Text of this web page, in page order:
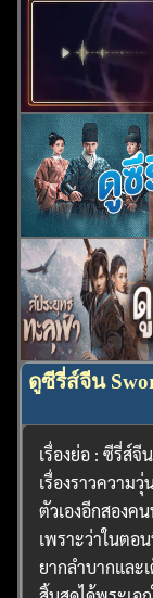
ดูซีรี่ส์จีน
เรื่องย่อ : ซีรี่ส์จี
เรื่องราวความ
ตัวเองอีกสองค
เพราะว่าในตอ
ยากลำบากและ